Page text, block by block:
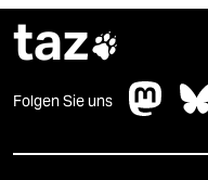
taz
Folgen Sie uns